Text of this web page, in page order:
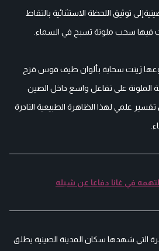
توثيق اللحظة الاستثنائية بالتقاط
سحب ملونة تسبح في السماء.
زينت سحابة بألوان طيف قوس قزح
الملونة على تفاعل واسع داخل الصين
علمي لهذا الظاهرة الطبيعية النادرة
في غانا دفاعا عن شبله
التي شهدها سكان المدينة الصينية يطلق